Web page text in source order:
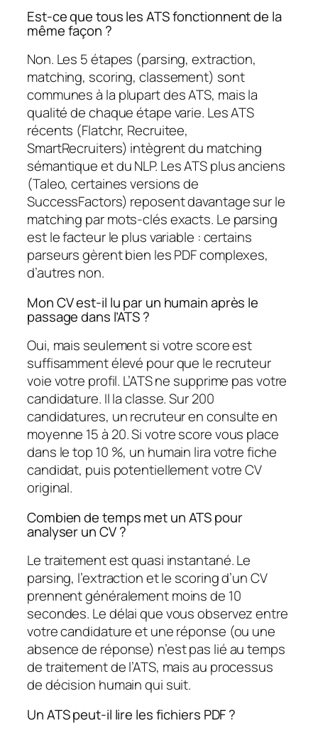
Est-ce que tous les ATS fonctionnent de la
même façon ?
Non. Les 5 étapes (parsing, extraction,
matching, scoring, classement) sont
communes à la plupart des ATS, mais la
qualité de chaque étape varie. Les ATS
récents (Flatchr, Recruitee,
SmartRecruiters) intègrent du matching
sémantique et du NLP. Les ATS plus anciens
(Taleo, certaines versions de
SuccessFactors) reposent davantage sur le
matching par mots-clés exacts. Le parsing
est le facteur le plus variable : certains
parseurs gèrent bien les PDF complexes,
d’autres non.
Mon CV est-il lu par un humain après le
passage dans l’ATS ?
Oui, mais seulement si votre score est
suffisamment élevé pour que le recruteur
voie votre profil. L’ATS ne supprime pas votre
candidature. Il la classe. Sur 200
candidatures, un recruteur en consulte en
moyenne 15 à 20. Si votre score vous place
dans le top 10 %, un humain lira votre fiche
candidat, puis potentiellement votre CV
original.
Combien de temps met un ATS pour
analyser un CV ?
Le traitement est quasi instantané. Le
parsing, l’extraction et le scoring d’un CV
prennent généralement moins de 10
secondes. Le délai que vous observez entre
votre candidature et une réponse (ou une
absence de réponse) n’est pas lié au temps
de traitement de l’ATS, mais au processus
de décision humain qui suit.
Un ATS peut-il lire les fichiers PDF ?